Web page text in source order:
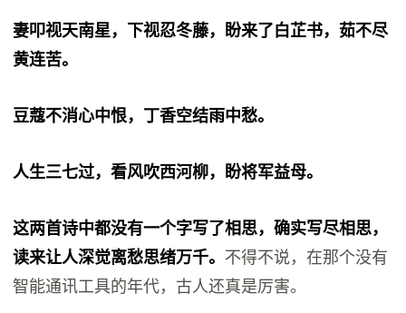
妻叩视天南星，下视忍冬藤，盼来了白芷书，茹不尽
黄连苦。
豆蔻不消心中恨，丁香空结雨中愁。
人生三七过，看风吹西河柳，盼将军益母。
这两首诗中都没有一个字写了相思，确实写尽相思，
读来让人深觉离愁思绪万千。 不得不说，在那个没有
智能通讯工具的年代，古人还真是厉害。